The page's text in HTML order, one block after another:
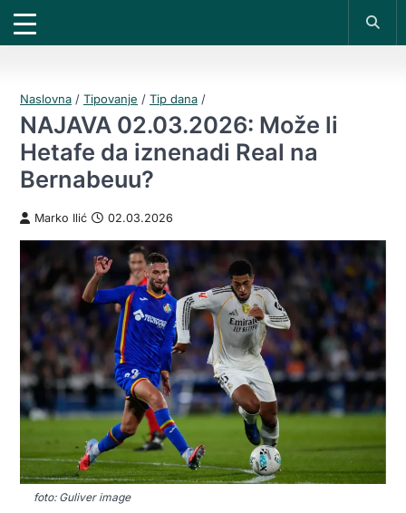
Naslovna / Tipovanje / Tip dana /
NAJAVA 02.03.2026: Može li
Hetafe da iznenadi Real na
Bernabeuu?
Marko Ilić 02.03.2026
foto: Guliver image